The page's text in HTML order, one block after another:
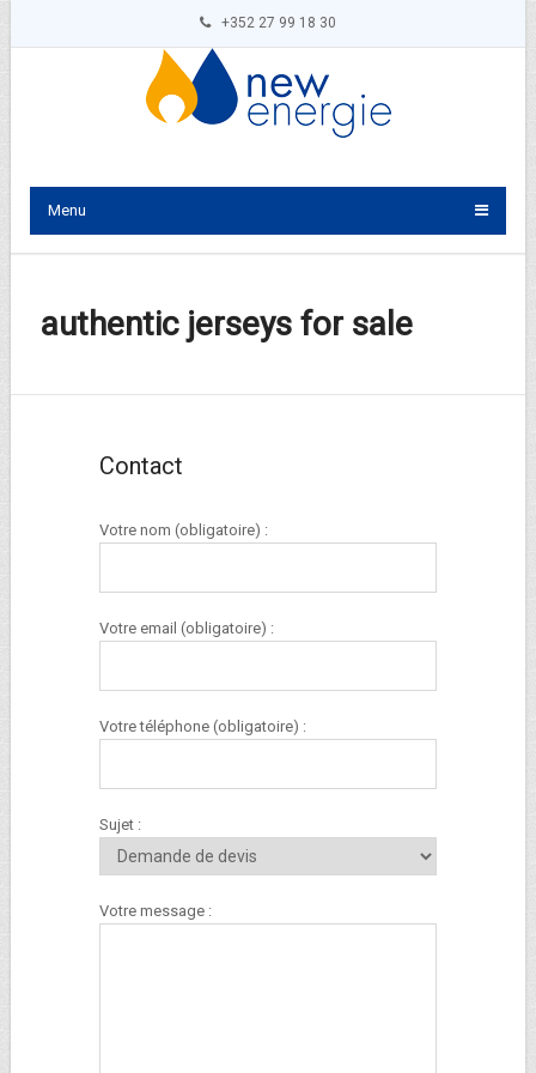
+352 27 99 18 30
Menu
authentic jerseys for sale
Contact
Votre nom (obligatoire) :
Votre email (obligatoire) :
Votre téléphone (obligatoire) :
Sujet :
Votre message :